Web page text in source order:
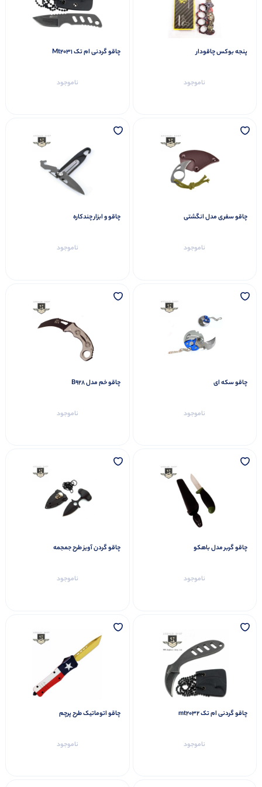
پنجه بوکس چاقودار
ناموجود
چاقو گردنی ام تک Mt2031
ناموجود
چاقو سفری مدل انگشتی
ناموجود
چاقو و ابزار چندکاره
ناموجود
چاقو سکه ای
ناموجود
چاقو خم مدل B928
ناموجود
چاقو گربر مدل باهکو
ناموجود
چاقو گردن آویز طرح جمجمه
ناموجود
چاقو گردنی ام تک mt2032
ناموجود
چاقو اتوماتیک طرح پرچم
ناموجود